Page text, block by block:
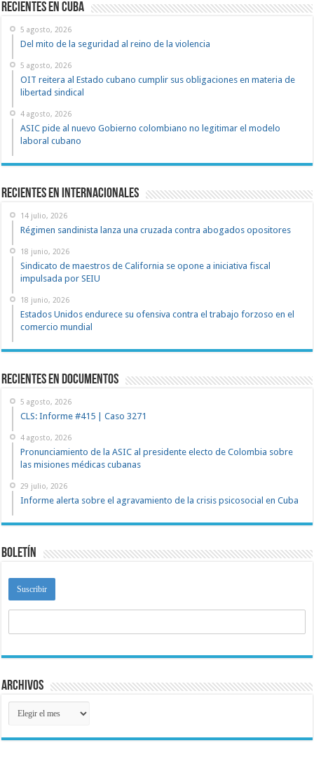
recientes en cuba
5 agosto, 2026
Del mito de la seguridad al reino de la violencia
5 agosto, 2026
OIT reitera al Estado cubano cumplir sus obligaciones en materia de
libertad sindical
4 agosto, 2026
ASIC pide al nuevo Gobierno colombiano no legitimar el modelo
laboral cubano
Recientes en Internacionales
14 julio, 2026
Régimen sandinista lanza una cruzada contra abogados opositores
18 junio, 2026
Sindicato de maestros de California se opone a iniciativa fiscal
impulsada por SEIU
18 junio, 2026
Estados Unidos endurece su ofensiva contra el trabajo forzoso en el
comercio mundial
recientes en documentos
5 agosto, 2026
CLS: Informe #415 | Caso 3271
4 agosto, 2026
Pronunciamiento de la ASIC al presidente electo de Colombia sobre
las misiones médicas cubanas
29 julio, 2026
Informe alerta sobre el agravamiento de la crisis psicosocial en Cuba
Boletín
Archivos
Archivos